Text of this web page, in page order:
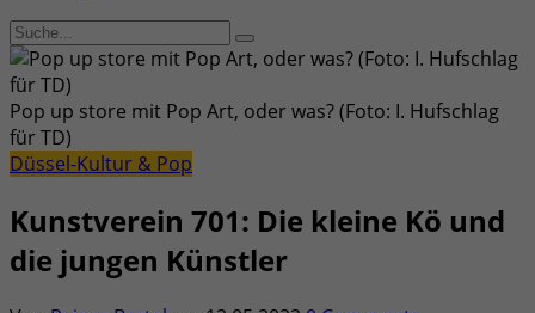
Pop up store mit Pop Art, oder was? (Foto: I. Hufschlag
für TD)
Düssel-Kultur & Pop
Kunstverein 701: Die kleine Kö und
die jungen Künstler